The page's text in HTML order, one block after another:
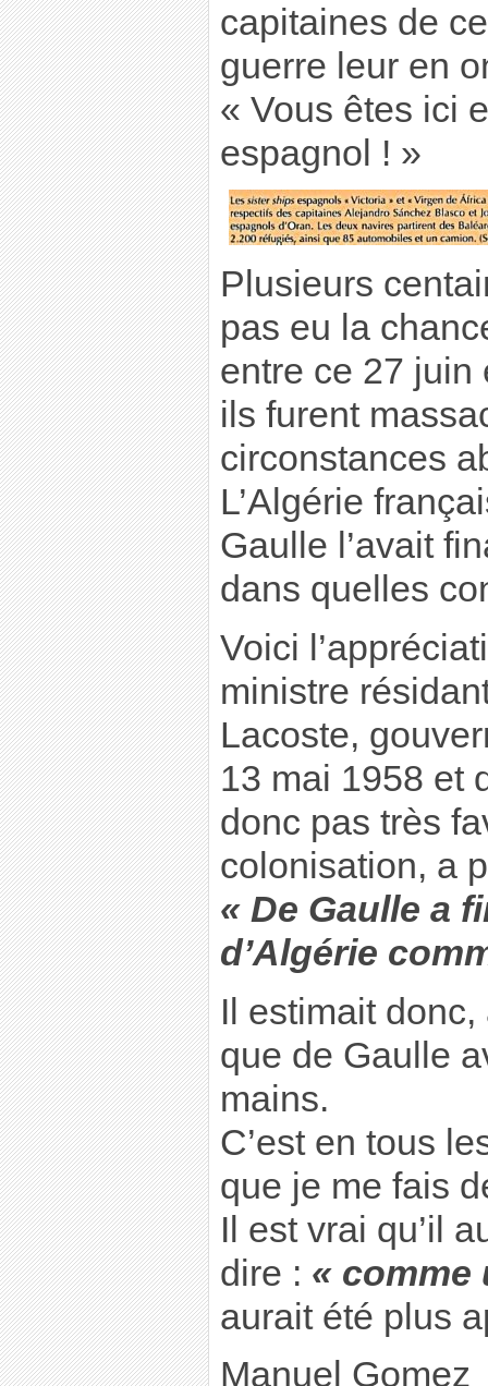
capitaines de
guerre leur en
« Vous êtes ici
espagnol ! »
Plusieurs
pas eu la
entre ce 27 juin
ils furent
circonstances
L’Algérie
Gaulle l’avait
dans quelles
Voici
ministre
Lacoste,
13 mai 1958 et
donc pas très
colonisation, a
« De Gaulle a
d’Algérie
Il estimait donc,
que de Gaulle
mains.
C’est en tous
que je me fais
Il est vrai qu’il
dire : « comme
aurait été plus
Manuel Gomez